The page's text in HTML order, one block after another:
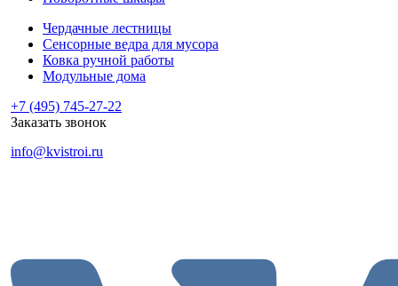
Чердачные лестницы
Сенсорные ведра для мусора
Ковка ручной работы
Модульные дома
+7 (495) 745-27-22
Заказать звонок
info@kvistroi.ru